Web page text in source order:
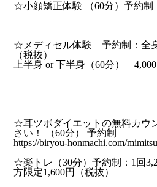
☆小顔矯正体験 （60分）予約制
☆メディセル体験 予約制：全
（税抜）
上半身 or 下半身（60分） 4,000
☆耳ツボダイエットの無料カウ
さい！ （60分） 予約制
https://biryou-honmachi.com/
☆楽トレ（30分）予約制：1回
方限定1,600円（税抜）